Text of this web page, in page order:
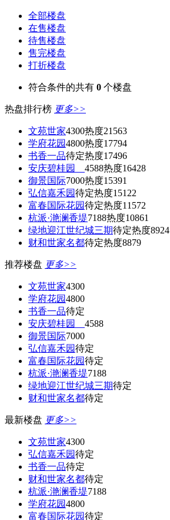
全部楼盘
在售楼盘
待售楼盘
售完楼盘
打折楼盘
符合条件的共有 0 个楼盘
热盘排行榜 更多>>
文苑世家4300热度21563
学府花园4800热度17794
书香一品待定热度17496
安庆碧桂园 4588热度16428
御景国际7000热度15391
弘信嘉禾园待定热度15122
富春国际花园待定热度11572
杭派·滟澜香堤7188热度10861
绿地迎江世纪城三期待定热度8924
财和世家名都待定热度8879
推荐楼盘 更多>>
文苑世家4300
学府花园4800
书香一品待定
安庆碧桂园 4588
御景国际7000
弘信嘉禾园待定
富春国际花园待定
杭派·滟澜香堤7188
绿地迎江世纪城三期待定
财和世家名都待定
最新楼盘 更多>>
文苑世家4300
弘信嘉禾园待定
书香一品待定
财和世家名都待定
杭派·滟澜香堤7188
学府花园4800
富春国际花园待定